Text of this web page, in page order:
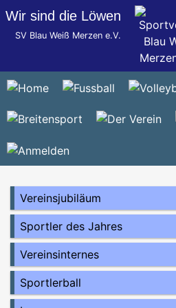
Wir sind die Löwen
SV Blau Weiß Merzen e.V.
Vereinsjubiläum
Sportler des Jahres
Vereinsinternes
Sportlerball